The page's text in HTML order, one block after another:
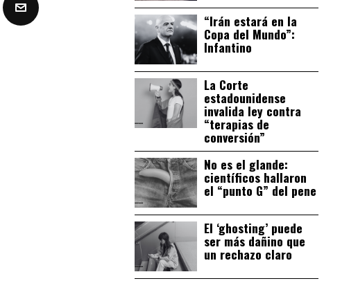
“Irán estará en la
Copa del Mundo”:
Infantino
La Corte
estadounidense
invalida ley contra
“terapias de
conversión”
No es el glande:
científicos hallaron
el “punto G” del pene
El ‘ghosting’ puede
ser más dañino que
un rechazo claro